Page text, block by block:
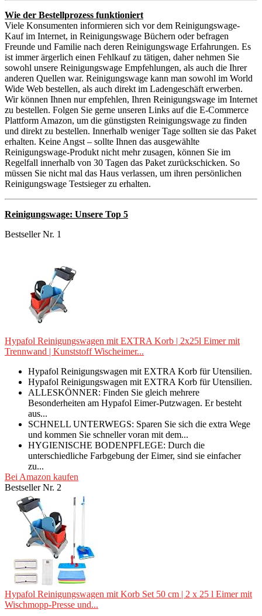
Wie der Bestellprozess funktioniert
Viele Konsumenten informieren sich vor dem Reinigungswage-
Kauf im Internet, in Reinigungswage Büchern oder befragen
Freunde und Familie nach deren Reinigungswage Erfahrungen. Es
ist immer ärgerlich einen Fehlkauf zu tätigen, daher nehmen Sie
sowohl unsere Reinigungswage Empfehlungen, als auch die Ihrer
anderen Quellen war. Reinigungswage kann man sowohl im World
Wide Web bestellen, als auch direkt im Ladengeschäft erwerben.
Wir können Ihnen nur empfehlen, Ihren Reinigungswage im Internet
zu bestellen. Folgen Sie gerne unseren Links auf die E-Commerce
Plattform Amazon, um die günstigsten Reinigungswage zu finden
und direkt zu bestellen. Innerhalb weniger Tage sollten sie das Paket
erhalten. Keine Angst – sollte Ihnen das ausgewählte
Reinigungswage-Produkt nicht mehr zusagen, können Sie im
Regelfall innerhalb von 30 Tagen das Paket zurückschicken. So
müssen Sie nicht mal das Haus verlassen, um ihren persönlichen
Reinigungswage Testsieger zu erhalten.
Reinigungswage: Unsere Top 5
Bestseller Nr. 1
Hypafol Reinigungswagen mit EXTRA Korb | 2x25l Eimer mit
Trennwand | Kunststoff Wischeimer...
Hypafol Reinigungswagen mit EXTRA Korb für Utensilien.
Hypafol Reinigungswagen mit EXTRA Korb für Utensilien.
ALLESKÖNNER: Finden Sie gleich mehrere
Besonderheiten am Hypafol Eimer-Putzwagen. Er besteht
aus...
SCHNELL UNTERWEGS: Sparen Sie sich die extra Wege
und kommen Sie schneller voran mit dem...
HYGIENISCHE BODENPFLEGE: Durch die
unterschiedliche Farbgebung der Eimer, sind sie einfacher
zu...
Bei Amazon kaufen
Bestseller Nr. 2
Hypafol Reinigungswagen mit Korb Set 50 cm | 2 x 25 l Eimer mit
Wischmopp-Presse und...